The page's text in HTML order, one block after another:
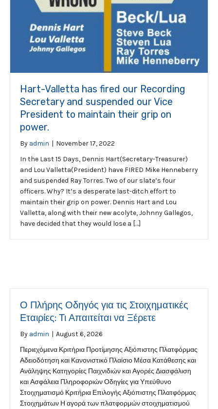
Hart-Valletta has fired our Recording
Secretary and suspended our Vice
President to maintain their grip on
power.
By admin | November 17, 2022
In the Last 15 Days, Dennis Hart(Secretary-Treasurer)
and Lou Valletta(President) have FIRED Mike Henneberry
and suspended Ray Torres. Two of our slate’s four
officers. Why? It’s a desperate last-ditch effort to
maintain their grip on power. Dennis Hart and Lou
Valletta, along with their new acolyte, Johnny Gallegos,
have decided that they would lose a […]
Ο Πλήρης Οδηγός για τις Στοιχηματικές
Εταιρίες: Τι Απαιτείται να Ξέρετε
By admin | August 6, 2026
Περιεχόμενα Κριτήρια Προτίμησης Αξιόπιστης Πλατφόρμας
Αδειοδότηση και Κανονιστικό Πλαίσιο Μέσα Κατάθεσης και
Ανάληψης Κατηγορίες Παιχνιδιών και Αγορές Διασφάλιση
και Ασφάλεια Πληροφοριών Οδηγίες για Υπεύθυνο
Στοιχηματισμό Κριτήρια Επιλογής Αξιόπιστης Πλατφόρμας
Στοιχημάτων Η αγορά των πλατφορμών στοιχηματισμού